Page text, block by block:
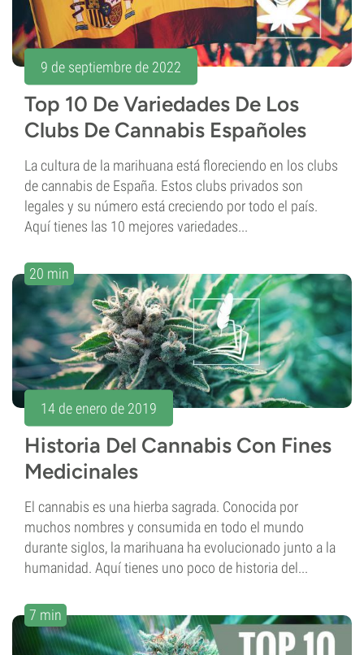
9 de septiembre de 2022
Top 10 De Variedades De Los
Clubs De Cannabis Españoles
La cultura de la marihuana está floreciendo en los clubs
de cannabis de España. Estos clubs privados son
legales y su número está creciendo por todo el país.
Aquí tienes las 10 mejores variedades...
20 min
14 de enero de 2019
Historia Del Cannabis Con Fines
Medicinales
El cannabis es una hierba sagrada. Conocida por
muchos nombres y consumida en todo el mundo
durante siglos, la marihuana ha evolucionado junto a la
humanidad. Aquí tienes uno poco de historia del...
7 min